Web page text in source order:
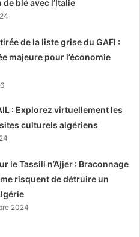
blé avec l’Italie
de la liste grise du GAFI :
majeure pour l’économie
: Explorez virtuellement les
culturels algériens
le Tassili n’Ajjer : Braconnage
risquent de détruire un
2024